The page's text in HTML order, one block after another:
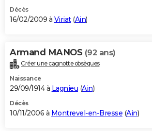
Décès
16/02/2009 à Viriat(Ain)
Armand MANOS (92 ans)
Créer une cagnotte obsèques
Naissance
29/09/1914 à Lagnieu (Ain)
Décès
10/11/2006 à Montrevel-en-Bresse (Ain)